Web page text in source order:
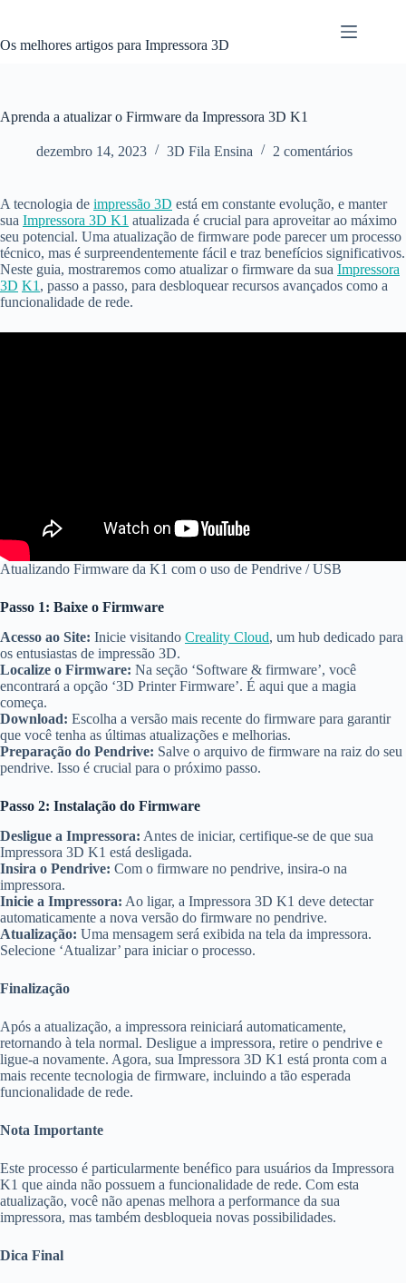
o
Os melhores artigos para Impressora 3D
Aprenda a atualizar o Firmware da Impressora 3D K1
dezembro 14, 2023 3D Fila Ensina 2 comentários
A tecnologia de impressão 3D está em constante evolução, e manter
sua Impressora 3D K1 atualizada é crucial para aproveitar ao máximo
seu potencial. Uma atualização de firmware pode parecer um processo
técnico, mas é surpreendentemente fácil e traz benefícios significativos.
Neste guia, mostraremos como atualizar o firmware da sua Impressora
3D K1 , passo a passo, para desbloquear recursos avançados como a
funcionalidade de rede.
Atualizando Firmware da K1 com o uso de Pendrive / USB
Passo 1: Baixe o Firmware
Acesso ao Site: Inicie visitando Creality Cloud, um hub dedicado para
os entusiastas de impressão 3D.
Localize o Firmware: Na seção ‘Software & firmware’, você
encontrará a opção ‘3D Printer Firmware’. É aqui que a magia
começa.
Download: Escolha a versão mais recente do firmware para garantir
que você tenha as últimas atualizações e melhorias.
Preparação do Pendrive: Salve o arquivo de firmware na raiz do seu
pendrive. Isso é crucial para o próximo passo.
Passo 2: Instalação do Firmware
Desligue a Impressora: Antes de iniciar, certifique-se de que sua
Impressora 3D K1 está desligada.
Insira o Pendrive: Com o firmware no pendrive, insira-o na
impressora.
Inicie a Impressora: Ao ligar, a Impressora 3D K1 deve detectar
automaticamente a nova versão do firmware no pendrive.
Atualização: Uma mensagem será exibida na tela da impressora.
Selecione ‘Atualizar’ para iniciar o processo.
Finalização
Após a atualização, a impressora reiniciará automaticamente,
retornando à tela normal. Desligue a impressora, retire o pendrive e
ligue-a novamente. Agora, sua Impressora 3D K1 está pronta com a
mais recente tecnologia de firmware, incluindo a tão esperada
funcionalidade de rede.
Nota Importante
Este processo é particularmente benéfico para usuários da Impressora
K1 que ainda não possuem a funcionalidade de rede. Com esta
atualização, você não apenas melhora a performance da sua
impressora, mas também desbloqueia novas possibilidades.
Dica Final